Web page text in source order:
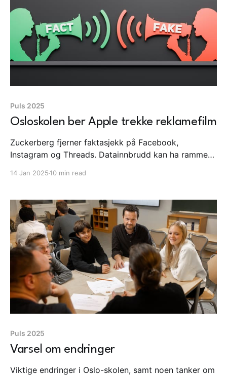
Puls 2025
Osloskolen ber Apple trekke reklamefilm
Zuckerberg fjerner faktasjekk på Facebook,
Instagram og Threads. Datainnbrudd kan ha rammet
14 Jan 2025 10 min read
Puls 2025
Varsel om endringer
Viktige endringer i Oslo-skolen, samt noen tanker om